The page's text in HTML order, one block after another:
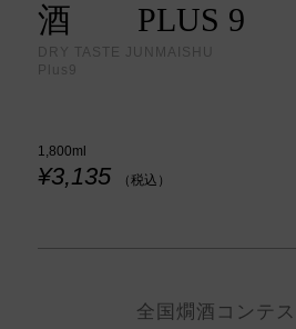
酒 PLUS 9
DRY TASTE JUNMAISHU
Plus9
1,800ml
¥3,135 （税込）
全国燗酒コンテ